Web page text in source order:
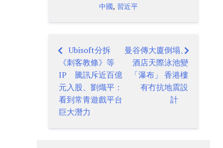
中國, 習近平
Post
navigation
Ubisoft分拆
《刺客教條》等
IP 騰訊斥近百億
元入股、劉熾平：
看到常青遊戲平台
巨大潛力
曼谷傳大廈倒塌、
酒店天際泳池變
「瀑布」 香港樓
有冇抗地震設
計